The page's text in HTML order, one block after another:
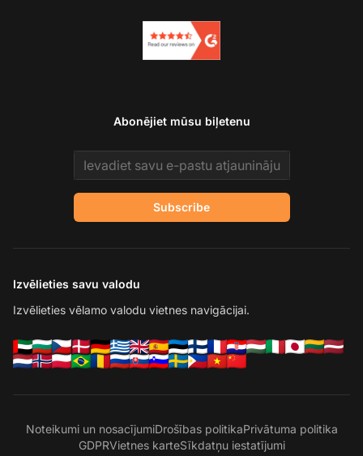
Abonējiet mūsu biļetenu
Email address
Subscribe
Izvēlieties savu valodu
Izvēlieties vēlamo valodu vietnes navigācijai.
Noteikumi un nosacījumiDrošības politikaPrivātuma politika
GDPRVietnes karteSīkdatņu iestatījumi